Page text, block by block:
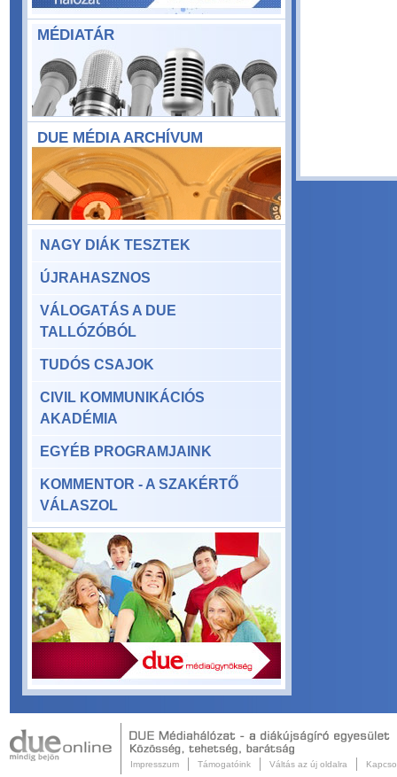
MÉDIATÁR
DUE MÉDIA ARCHÍVUM
NAGY DIÁK TESZTEK
ÚJRAHASZNOS
VÁLOGATÁS A DUE
TALLÓZÓBÓL
TUDÓS CSAJOK
CIVIL KOMMUNIKÁCIÓS
AKADÉMIA
EGYÉB PROGRAMJAINK
KOMMENTOR - A SZAKÉRTŐ
VÁLASZOL
Impresszum Támogatóink Váltás az új oldalra